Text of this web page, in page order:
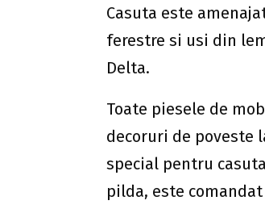
Casuta este
ferestre si usi din
Delta.
Toate piesele de
decoruri de poveste
special pentru
pilda, este